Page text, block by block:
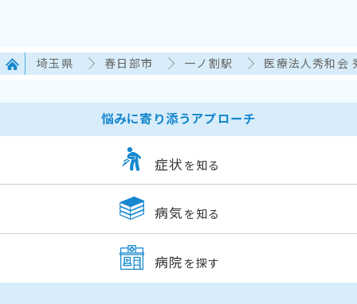
埼玉県 春日部市 一ノ割駅 医療法人秀和会
悩みに寄り添うアプローチ
症状 を知る
病気 を知る
病院 を探す